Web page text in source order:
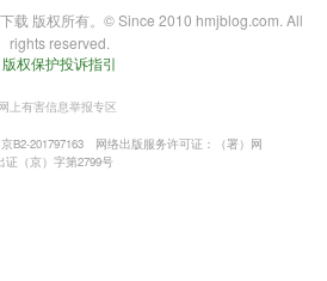
载 版权所有。© Since 2010 hmjblog.com. All
rights reserved.
版权保护投诉指引
网上有害信息举报专区
B2-201797163
网络出版服务许可证：（署）网
证（京）字第2799号